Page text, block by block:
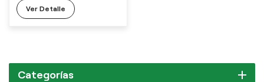
Ver Detalle
Categorías